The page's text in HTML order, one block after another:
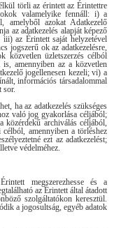
törli az érintett az Érintettre
valamelyike fennáll: i) a
amelyből azokat Adatkezelő
az adatkezelés alapját képező
iii) az Érintettsaját helyzetével
jogszerű ok az adatkezelésre,
közvetlen üzletszerzés célból
amennyiben az a közvetlen
jogellenesen kezeli;vi)a
információs társadalommal
sor.
ha az adatkezelés szükséges
való jog gyakorlása céljából;
közérdekű archiválás céljából,
amennyiben a törléshez
ezt az adatkezelést;
védelméhez.
megszerezhesse és a
az Érintett által átadott
szolgáltatókon keresztül.
a jogosultság, egyéb adatok